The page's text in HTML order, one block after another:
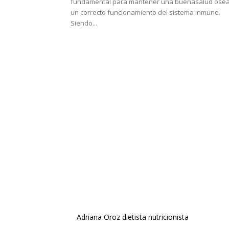
un correcto funcionamiento del sistema inmune.
Siendo...
Adriana Oroz dietista nutricionista